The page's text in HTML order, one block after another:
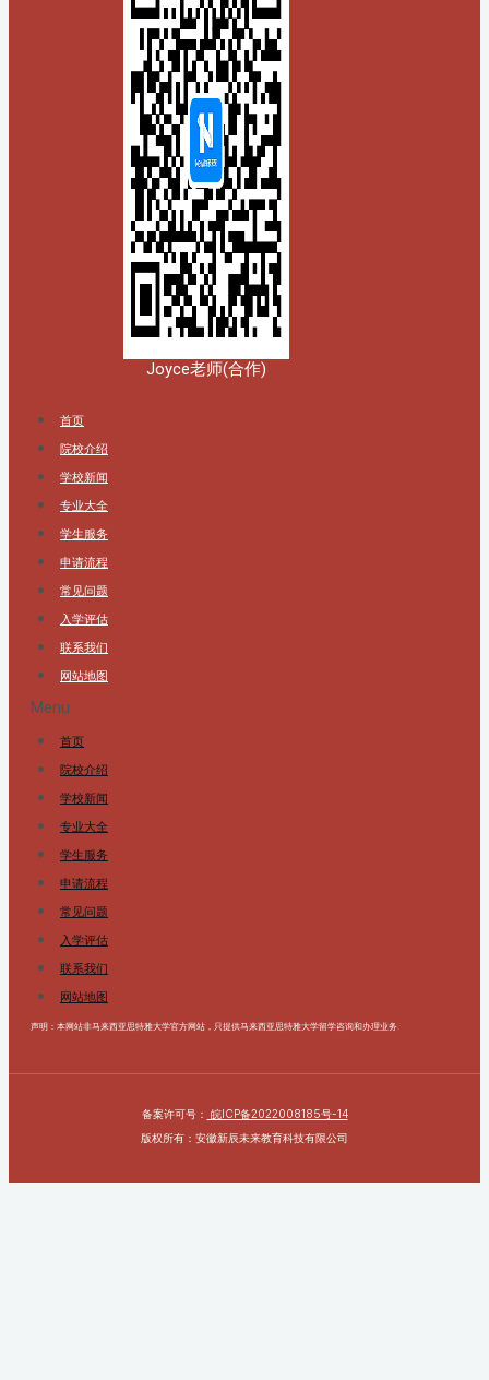
Joyce老师(合作)
首页
院校介绍
学校新闻
专业大全
学生服务
申请流程
常见问题
入学评估
联系我们
网站地图
Menu
首页
院校介绍
学校新闻
专业大全
学生服务
申请流程
常见问题
入学评估
联系我们
网站地图
声明：本网站非马来西亚思特雅大学官方网站，只提供马来西亚思特雅大学留学咨询和办理业务.
备案许可号： 皖ICP备2022008185号-14
版权所有：安徽新辰未来教育科技有限公司